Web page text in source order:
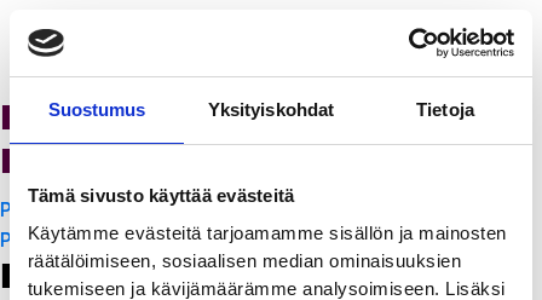
Suostumus Yksityiskohdat Tietoja
Tämä sivusto käyttää evästeitä
Käytämme evästeitä tarjoamamme sisällön ja mainosten
räätälöimiseen, sosiaalisen median ominaisuuksien
tukemiseen ja kävijämäärämme analysoimiseen. Lisäksi
K-Citymarket Pori
Puuvilla
Artikkelien
selaus
PanchoVilla
PanchoVilla
Leave a Reply